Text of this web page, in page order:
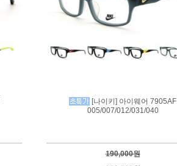
[나이키] 아이웨어 7905AF
005/007/012/031/040
190,000원